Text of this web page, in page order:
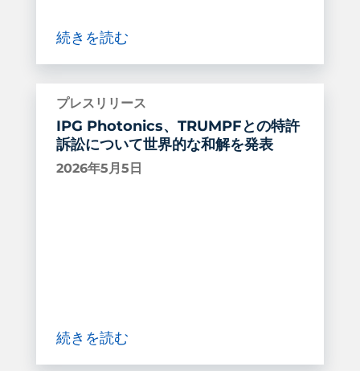
続きを読む
プレスリリース
IPG Photonics、TRUMPFとの特許
訴訟について世界的な和解を発表
2026年5月5日
続きを読む